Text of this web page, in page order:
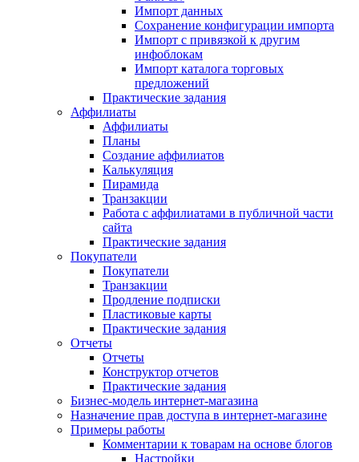
Импорт данных
Сохранение конфигурации импорта
Импорт с привязкой к другим
инфоблокам
Импорт каталога торговых
предложений
Практические задания
Аффилиаты
Аффилиаты
Планы
Создание аффилиатов
Калькуляция
Пирамида
Транзакции
Работа с аффилиатами в публичной части
сайта
Практические задания
Покупатели
Покупатели
Транзакции
Продление подписки
Пластиковые карты
Практические задания
Отчеты
Отчеты
Конструктор отчетов
Практические задания
Бизнес-модель интернет-магазина
Назначение прав доступа в интернет-магазине
Примеры работы
Комментарии к товарам на основе блогов
Настройки